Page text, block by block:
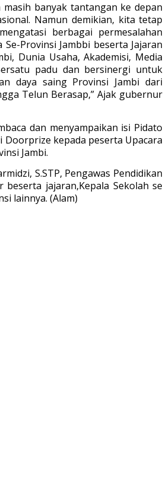
banyak tantangan ke depan
Namun demikian, kita tetap
berbagai permesalahan
Provinsi Jambbi beserta Jajaran
Dunia Usaha, Akademisi, Media
padu dan bersinergi untuk
daya saing Provinsi Jambi dari
Telun Berasap,” Ajak gubernur
dan menyampaikan isi Pidato
Doorprize kepada peserta Upacara
Jambi.
S.STP, Pengawas Pendidikan
jajaran,Kepala Sekolah se
lainnya. (Alam)